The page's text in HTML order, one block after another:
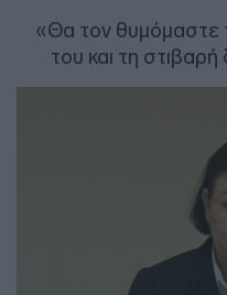
«Θα τον θυμόμαστε
του και τη